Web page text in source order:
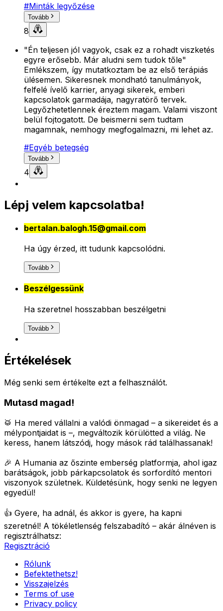
#Minták legyőzése
Tovább
8
"Én teljesen jól vagyok, csak ez a rohadt viszketés
egyre erősebb. Már aludni sem tudok tőle"
Emlékszem, így mutatkoztam be az első terápiás
ülésemen. Sikeresnek mondható tanulmányok,
felfelé ívelő karrier, anyagi sikerek, emberi
kapcsolatok garmadája, nagyratörő tervek.
Legyőzhetetlennek éreztem magam. Valami viszont
belül fojtogatott. De beismerni sem tudtam
magamnak, nemhogy megfogalmazni, mi lehet az.
#Egyéb betegség
Tovább
4
Lépj velem kapcsolatba!
bertalan.balogh.15@gmail.com
Ha úgy érzed, itt tudunk kapcsolódni.
Tovább
Beszélgessünk
Ha szeretnel hosszabban beszélgetni
Tovább
Értékelések
Még senki sem értékelte ezt a felhasználót.
Mutasd magad!
🥁 Ha mered vállalni a valódi önmagad – a sikereidet és a
mélypontjaidat is –, megváltozik körülötted a világ. Ne
keress, hanem látszódj, hogy mások rád találhassanak!
🎉 A Humania az őszinte emberség platformja, ahol igaz
barátságok, jobb párkapcsolatok és sorfordító mentori
viszonyok születnek. Küldetésünk, hogy senki ne legyen
egyedül!
👍 Gyere, ha adnál, és akkor is gyere, ha kapni
szeretnél! A tökéletlenség felszabadító – akár álnéven is
regisztrálhatsz:
Regisztráció
Rólunk
Befektethetsz!
Visszajelzés
Terms of use
Privacy policy